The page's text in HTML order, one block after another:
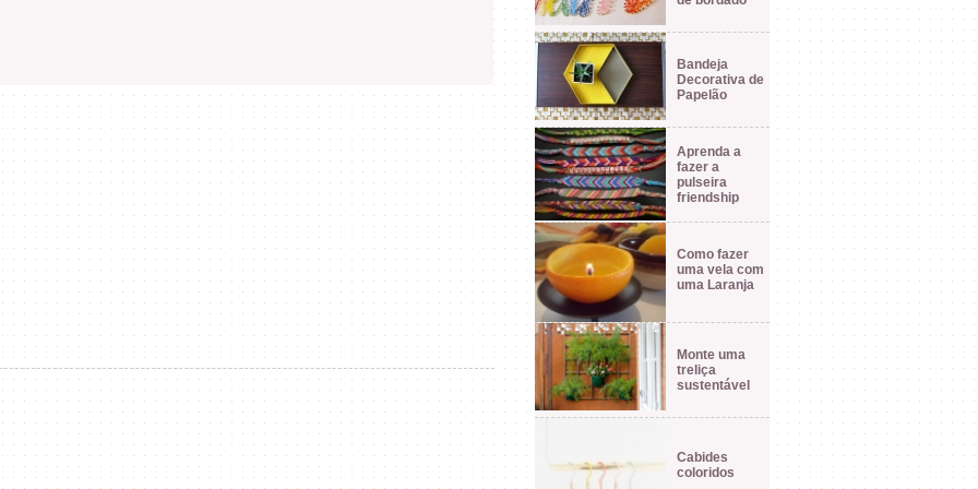
Bandeja
Decorativa de
Papelão
Aprenda a
fazer a
pulseira
friendship
Como fazer
uma vela com
uma Laranja
Monte uma
treliça
sustentável
Cabides
coloridos